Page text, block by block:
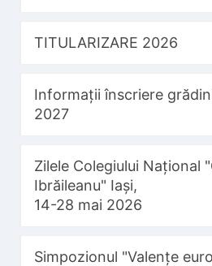
TITULARIZARE 2026
Informații înscriere
2027
Zilele Colegiului Național
Ibrăileanu" Iași,
14-28 mai 2026
Simpozionul "Valențe